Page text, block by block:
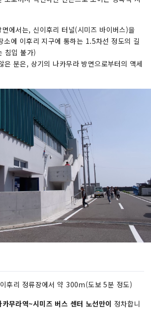
에서는, 신이후리 터널(시미즈 바이버스)을
에 이후리 지구에 통하는 1.5차선 정도의 길
침입 불가)
은 분은, 상기의 나카무라 방면으로부터의 액세
후리 정류장에서 약 300m(도보 5분 정도)
카무라역~시미즈 버스 센터 노선만이 정차합니